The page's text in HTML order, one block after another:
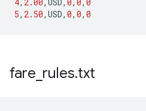
5, 2.50, USD, 0, 0, 0
fare rules.txt